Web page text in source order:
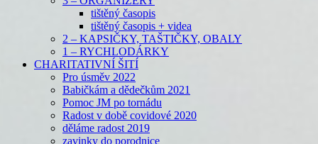
tištěný časopis
tištěný časopis + videa
2 – KAPSIČKY, TAŠTIČKY, OBALY
1 – RYCHLODÁRKY
CHARITATIVNÍ ŠITÍ
Pro úsměv 2022
Babičkám a dědečkům 2021
Pomoc JM po tornádu
Radost v době covidové 2020
děláme radost 2019
zavinky do porodnice